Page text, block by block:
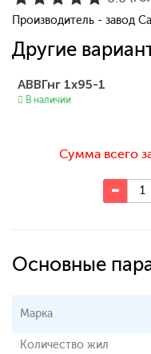
Производитель - завод
Другие
АВВГнг 1х95-1
В наличии
Сумма всего
Основные
Марка
Количество жил